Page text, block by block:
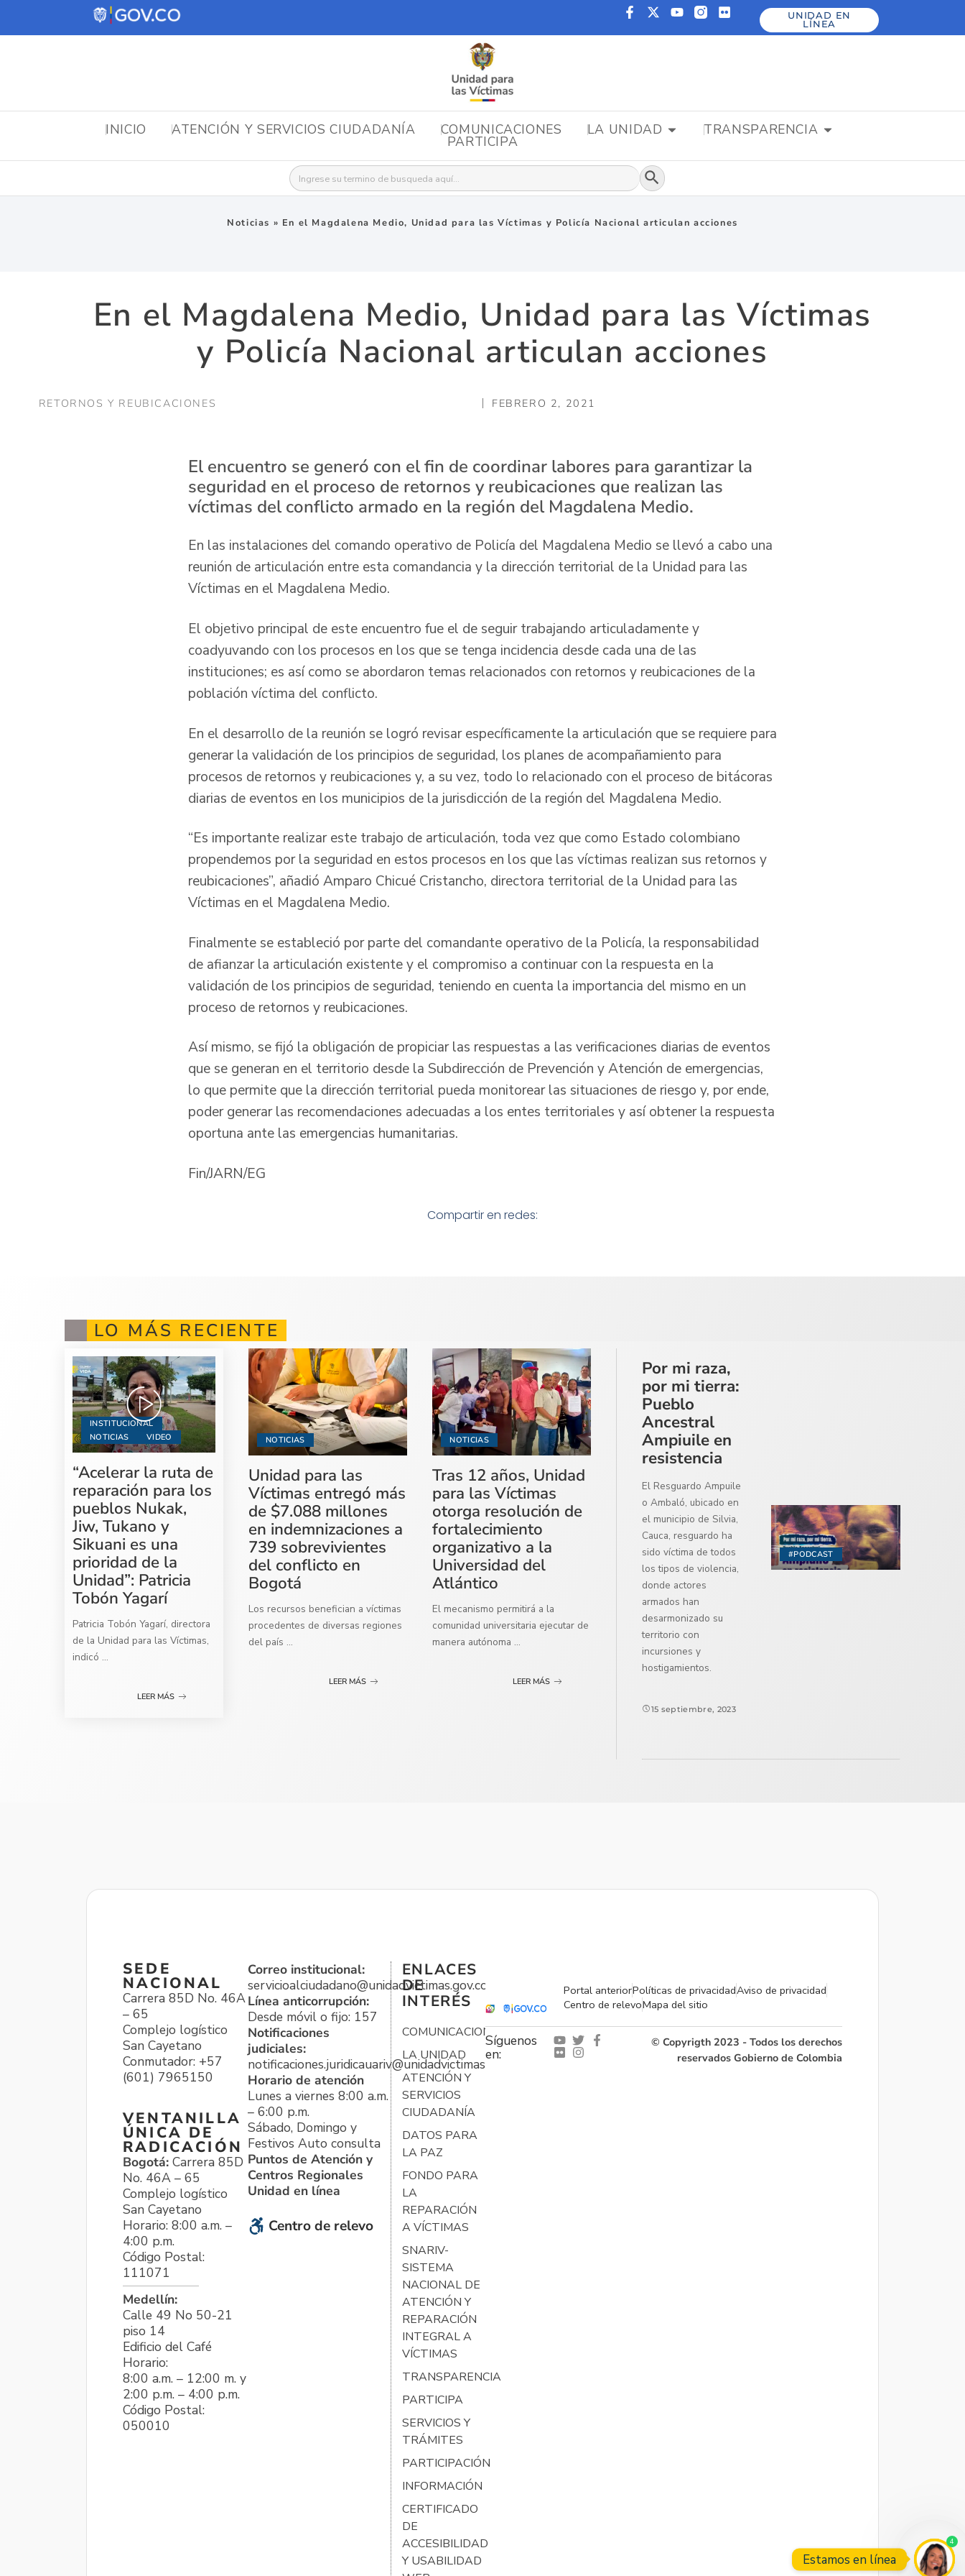
UNIDAD EN
LÍNEA
INICIO ATENCIÓN Y SERVICIOS CIUDADANÍA COMUNICACIONES LA UNIDAD TRANSPARENCIA
PARTICIPA
Buscar: Botón de búsqueda
Noticias » En el Magdalena Medio, Unidad para las Víctimas y Policía Nacional articulan acciones
En el Magdalena Medio, Unidad para las Víctimas
y Policía Nacional articulan acciones
RETORNOS Y REUBICACIONES FEBRERO 2, 2021
El encuentro se generó con el fin de coordinar labores para garantizar la
seguridad en el proceso de retornos y reubicaciones que realizan las
víctimas del conflicto armado en la región del Magdalena Medio.
En las instalaciones del comando operativo de Policía del Magdalena Medio se llevó a cabo una
reunión de articulación entre esta comandancia y la dirección territorial de la Unidad para las
Víctimas en el Magdalena Medio.
El objetivo principal de este encuentro fue el de seguir trabajando articuladamente y
coadyuvando con los procesos en los que se tenga incidencia desde cada una de las
instituciones; es así como se abordaron temas relacionados con retornos y reubicaciones de la
población víctima del conflicto.
En el desarrollo de la reunión se logró revisar específicamente la articulación que se requiere para
generar la validación de los principios de seguridad, los planes de acompañamiento para
procesos de retornos y reubicaciones y, a su vez, todo lo relacionado con el proceso de bitácoras
diarias de eventos en los municipios de la jurisdicción de la región del Magdalena Medio.
“Es importante realizar este trabajo de articulación, toda vez que como Estado colombiano
propendemos por la seguridad en estos procesos en los que las víctimas realizan sus retornos y
reubicaciones”, añadió Amparo Chicué Cristancho, directora territorial de la Unidad para las
Víctimas en el Magdalena Medio.
Finalmente se estableció por parte del comandante operativo de la Policía, la responsabilidad
de afianzar la articulación existente y el compromiso a continuar con la respuesta en la
validación de los principios de seguridad, teniendo en cuenta la importancia del mismo en un
proceso de retornos y reubicaciones.
Así mismo, se fijó la obligación de propiciar las respuestas a las verificaciones diarias de eventos
que se generan en el territorio desde la Subdirección de Prevención y Atención de emergencias,
lo que permite que la dirección territorial pueda monitorear las situaciones de riesgo y, por ende,
poder generar las recomendaciones adecuadas a los entes territoriales y así obtener la respuesta
oportuna ante las emergencias humanitarias.
Fin/JARN/EG
Compartir en redes:
LO MÁS RECIENTE
INSTITUCIONAL
NOTICIAS
VIDEO
“Acelerar la ruta de
reparación para los
pueblos Nukak,
Jiw, Tukano y
Sikuani es una
prioridad de la
Unidad”: Patricia
Tobón Yagarí
Patricia Tobón Yagarí, directora
de la Unidad para las Víctimas,
indicó ...
LEER MÁS
NOTICIAS
Unidad para las
Víctimas entregó más
de $7.088 millones
en indemnizaciones a
739 sobrevivientes
del conflicto en
Bogotá
Los recursos benefician a víctimas
procedentes de diversas regiones
del país ...
LEER MÁS
NOTICIAS
Tras 12 años, Unidad
para las Víctimas
otorga resolución de
fortalecimiento
organizativo a la
Universidad del
Atlántico
El mecanismo permitirá a la
comunidad universitaria ejecutar de
manera autónoma ...
LEER MÁS
#PODCAST
Por mi raza,
por mi tierra:
Pueblo
Ancestral
Ampiuile en
resistencia
El Resguardo Ampuile
o Ambaló, ubicado en
el municipio de Silvia,
Cauca, resguardo ha
sido víctima de todos
los tipos de violencia,
donde actores
armados han
desarmonizado su
territorio con
incursiones y
hostigamientos.
15 septiembre, 2023
SEDE
NACIONAL
Carrera 85D No. 46A
– 65
Complejo logístico
San Cayetano
Conmutador: +57
(601) 7965150
VENTANILLA
ÚNICA DE
RADICACIÓN
Bogotá: Carrera 85D
No. 46A – 65
Complejo logístico
San Cayetano
Horario: 8:00 a.m. –
4:00 p.m.
Código Postal:
111071
Medellín:
Calle 49 No 50-21
piso 14
Edificio del Café
Horario:
8:00 a.m. – 12:00 m. y
2:00 p.m. – 4:00 p.m.
Código Postal:
050010
Correo institucional:
servicioalciudadano@unidadvictimas.gov.co
Línea anticorrupción:
Desde móvil o fijo: 157
Notificaciones
judiciales:
notificaciones.juridicauariv@unidadvictimas.gov.co
Horario de atención
Lunes a viernes 8:00 a.m.
– 6:00 p.m.
Sábado, Domingo y
Festivos Auto consulta
Puntos de Atención y
Centros Regionales
Unidad en línea
Centro de relevo
ENLACES
DE
INTERÉS
COMUNICACIONES
LA UNIDAD
ATENCIÓN Y
SERVICIOS
CIUDADANÍA
DATOS PARA
LA PAZ
FONDO PARA
LA
REPARACIÓN
A VÍCTIMAS
SNARIV-
SISTEMA
NACIONAL DE
ATENCIÓN Y
REPARACIÓN
INTEGRAL A
VÍCTIMAS
TRANSPARENCIA
PARTICIPA
SERVICIOS Y
TRÁMITES
PARTICIPACIÓN
INFORMACIÓN
CERTIFICADO
DE
ACCESIBILIDAD
Y USABILIDAD
Portal anteriorPolíticas de privacidadAviso de privacidad
Centro de relevoMapa del sitio
Síguenos
en:
© Copyrigth 2023 - Todos los derechos
reservados Gobierno de Colombia
Estamos en línea
4